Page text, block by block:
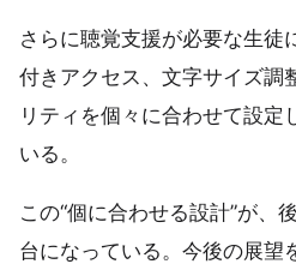
さらに聴覚支援が必要な生徒
付きアクセス、文字サイズ調
リティを個々に合わせて設定
いる。
この“個に合わせる設計”が、
台になっている。今後の展望